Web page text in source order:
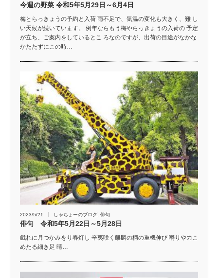
今週の野菜 令和5年5月29日～6月4日
梅とらっきょうの予約と入荷 雨不足で、気温の変化も大きく、難 し
い天候が続いています。 例年ならもう梅やらっきょうの入荷の 予定
が立ち、ご案内をしているとこ ろなのですが、出荷の目途がなかな
かたたずにこの時…
2023/5/21 しゃちょーのブログ 俳句
俳句 令和5年5月22日～5月28日
戯れに月つかみをり春灯し 辛夷咲く麒麟の柄の重機伸び 囀りや力こ
めたる細き足 晴…